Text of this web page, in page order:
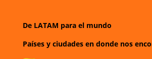
De LATAM para el mundo
Países y ciudades en donde nos